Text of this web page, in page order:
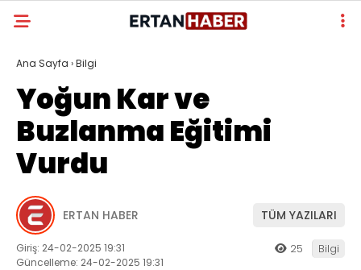
Ana Sayfa ›Bilgi
Yoğun Kar ve
Buzlanma Eğitimi
Vurdu
ERTAN HABER TÜM YAZILARI
Giriş: 24-02-2025 19:31
Güncelleme: 24-02-2025 19:31
25 Bilgi